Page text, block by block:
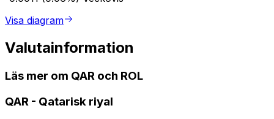
Visa diagram
Valutainformation
Läs mer om QAR och ROL
QAR - Qatarisk riyal